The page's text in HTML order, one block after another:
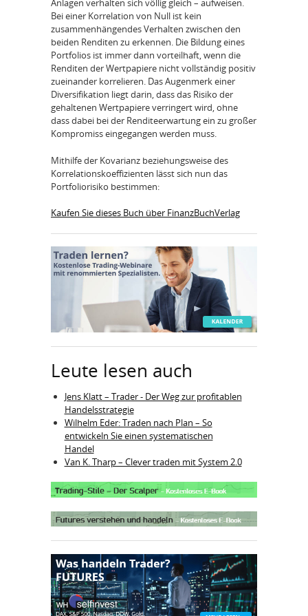
Anlagen verhalten sich völlig gleich – aufweisen.
Bei einer Korrelation von Null ist kein
zusammenhängendes Verhalten zwischen den
beiden Renditen zu erkennen. Die Bildung eines
Portfolios ist immer dann vorteilhaft, wenn die
Renditen der Wertpapiere nicht vollständig positiv
zueinander korrelieren. Das Augenmerk einer
Diversifikation liegt darin, dass das Risiko der
gehaltenen Wertpapiere verringert wird, ohne
dass dabei bei der Renditeerwartung ein zu großer
Kompromiss eingegangen werden muss.
Mithilfe der Kovarianz beziehungsweise des
Korrelationskoeffizienten lässt sich nun das
Portfoliorisiko bestimmen:
Kaufen Sie dieses Buch über FinanzBuchVerlag
Leute lesen auch
Jens Klatt – Trader - Der Weg zur profitablen
Handelsstrategie
Wilhelm Eder: Traden nach Plan – So
entwickeln Sie einen systematischen
Handel
Van K. Tharp – Clever traden mit System 2.0